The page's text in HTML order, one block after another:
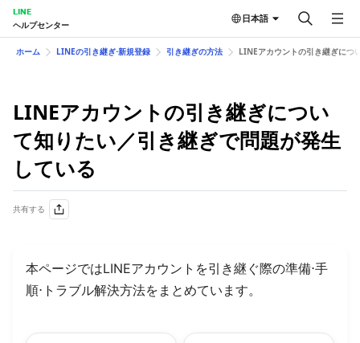
LINE
ヘルプセンター
日本語
ホーム LINEの引き継ぎ⋅新規登録 引き継ぎの方法 LINEアカウントの引き継ぎにつ
LINEアカウントの引き継ぎについ
て知りたい／引き継ぎで問題が発生
している
共有する
本ページではLINEアカウントを引き継ぐ際の準備⋅手
順⋅トラブル解決方法をまとめています。